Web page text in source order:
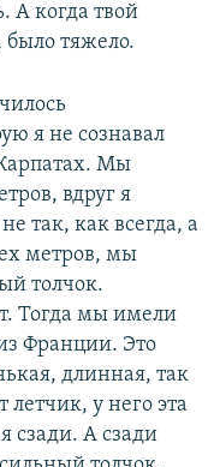
А когда твой
было тяжело.
я не сознавал
Мы
вдруг я
так, как всегда, а
метров, мы
толчок.
Тогда мы имели
Франции. Это
длинная, так
у него эта
сзади. А сзади